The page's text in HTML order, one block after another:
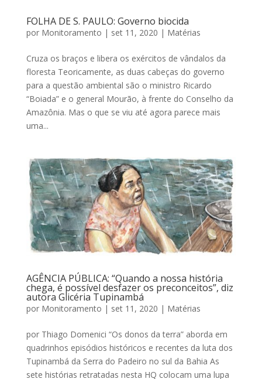
FOLHA DE S. PAULO: Governo biocida
por Monitoramento | set 11, 2020 | Matérias
Cruza os braços e libera os exércitos de vândalos da
floresta Teoricamente, as duas cabeças do governo
para a questão ambiental são o ministro Ricardo
“Boiada” e o general Mourão, à frente do Conselho da
Amazônia. Mas o que se viu até agora parece mais
uma...
AGÊNCIA PÚBLICA: “Quando a nossa história
chega, é possível desfazer os preconceitos”, diz
autora Glicéria Tupinambá
por Monitoramento | set 11, 2020 | Matérias
por Thiago Domenici “Os donos da terra” aborda em
quadrinhos episódios históricos e recentes da luta dos
Tupinambá da Serra do Padeiro no sul da Bahia As
sete histórias retratadas nesta HQ colocam uma lupa